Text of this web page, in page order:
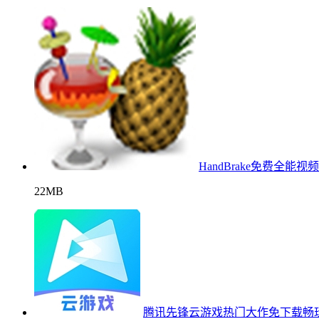
HandBrake免费全能视
22MB
腾讯先锋云游戏热门大作免下载畅